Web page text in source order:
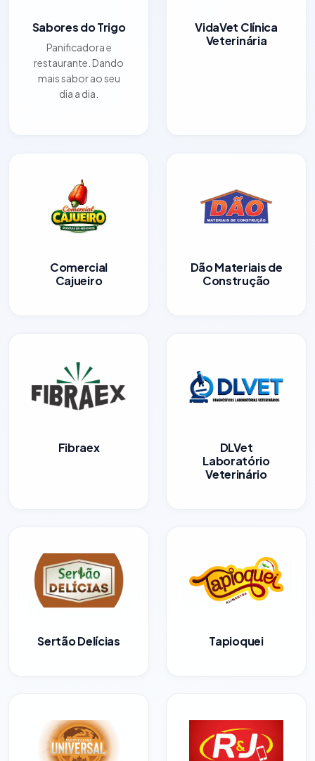
Sabores do Trigo
Panificadora e
restaurante. Dando
mais sabor ao seu
dia a dia.
VidaVet Clínica
Veterinária
Comercial
Cajueiro
Dão Materiais de
Construção
Fibraex
DLVet
Laboratório
Veterinário
Sertão Delícias Tapioquei